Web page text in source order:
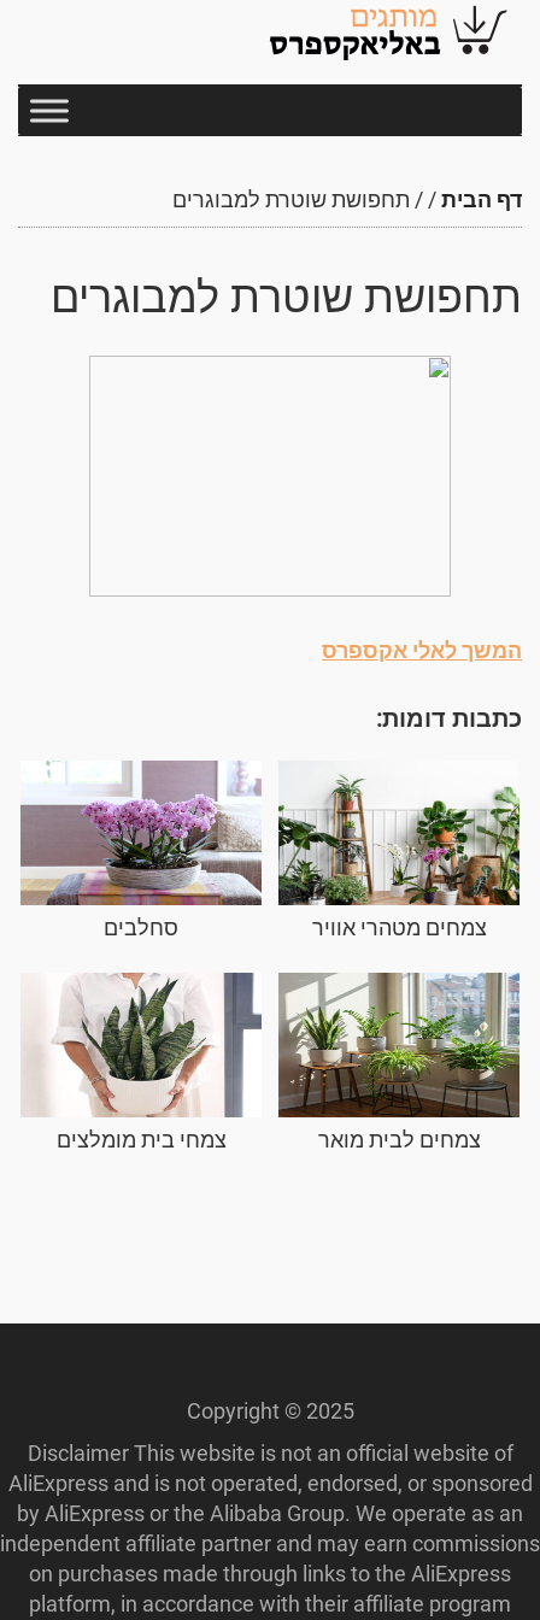
דף הבית/
/ תחפושת שוטרת למבוגרים
תחפושת שוטרת למבוגרים
המשך לאלי אקספרס
כתבות דומות:
צמחים מטהרי אוויר סחלבים
צמחים לבית מואר צמחי בית מומלצים
Copyright © 2025
Disclaimer This website is not an official website of
AliExpress and is not operated, endorsed, or sponsored
by AliExpress or the Alibaba Group. We operate as an
independent affiliate partner and may earn commissions
on purchases made through links to the AliExpress
platform, in accordance with their affiliate program